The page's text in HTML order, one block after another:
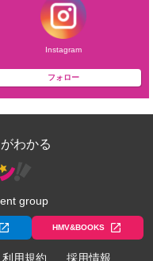
Instagram
フォロー
わかる
group
HMV&BOOKS
利用規約 採用情報